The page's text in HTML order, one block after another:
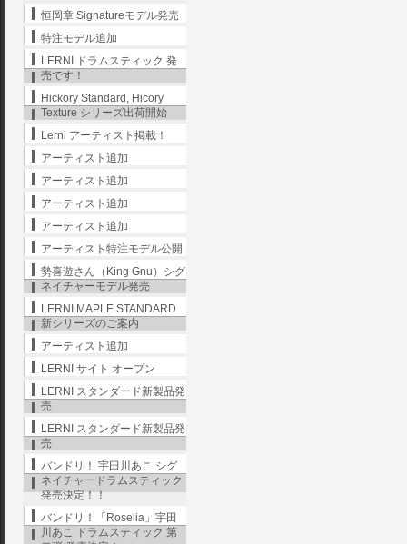
恒岡章 Signatureモデル発売
特注モデル追加
LERNI ドラムスティック 発
売です！
Hickory Standard, Hicory
Texture シリーズ出荷開始
Lerni アーティスト掲載！
アーティスト追加
アーティスト追加
アーティスト追加
アーティスト追加
アーティスト特注モデル公開
勢喜遊さん（King Gnu）シグ
ネイチャーモデル発売
LERNI MAPLE STANDARD
新シリーズのご案内
アーティスト追加
LERNI サイト オープン
LERNI スタンダード新製品発
売
LERNI スタンダード新製品発
売
バンドリ！ 宇田川あこ シグ
ネイチャードラムスティック
発売決定！！
バンドリ！「Roselia」宇田
川あこ ドラムスティック 第